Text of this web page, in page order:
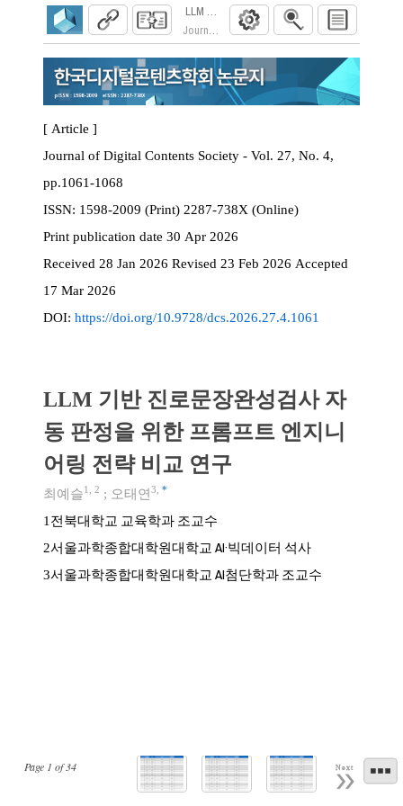
LLM 기반 진로문장완성검사 자동 판정을
Journal of Digital Contents Society. 2026;
Page 1 of34 Next
[ Article ]
Journal of Digital Contents Society - Vol. 27, No. 4,
pp.1061-1068
ISSN:
1598-2009 (Print) 2287-738X (Online)
Print publication date 30 Apr 2026
Received 28 Jan 2026 Revised 23 Feb 2026 Accepted
17 Mar 2026
DOI: https://doi.org/10.9728/dcs.2026.27.4.1061
LLM 기반 진로문장완성검사 자
동 판정을 위한 프롬프트 엔지니
어링 전략 비교 연구
최예슬1 2 ; 오태연3 *
1 전북대학교 교육학과 조교수
2서울과학종합대학원대학교 AI·빅데이터 석사
3서울과학종합대학원대학교 AI첨단학과 조교수